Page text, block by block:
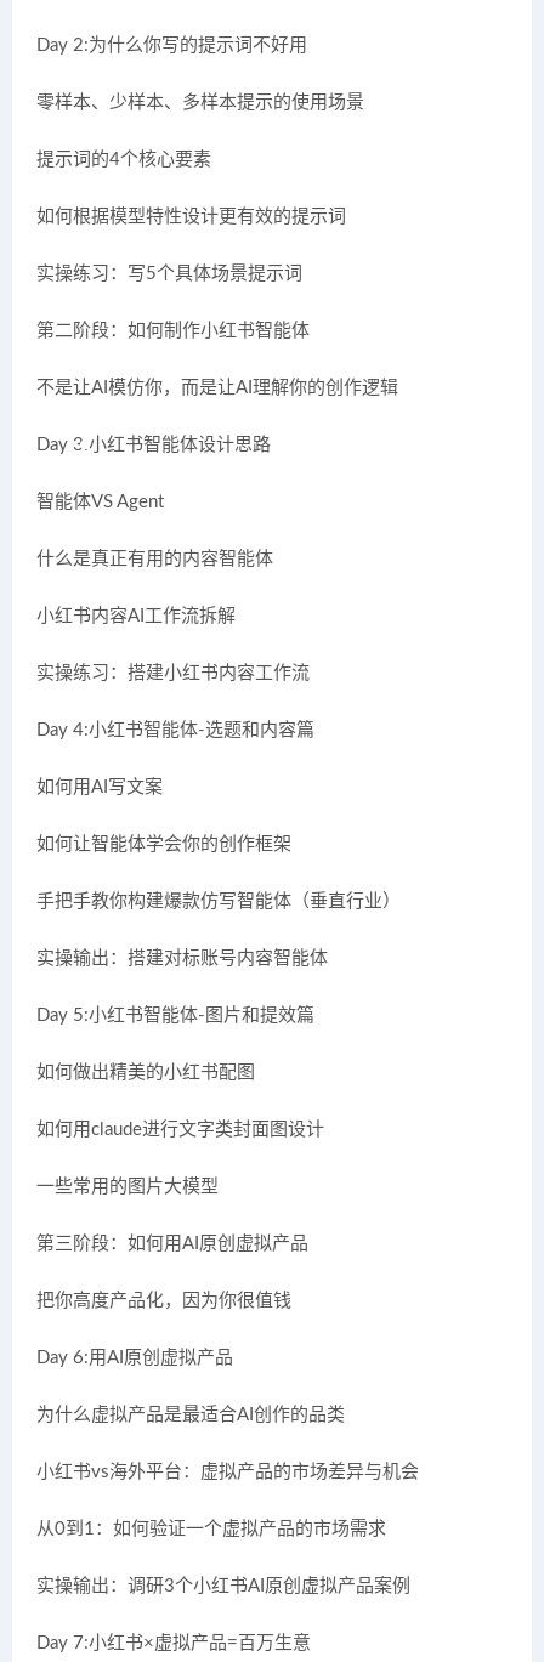
Day 2:为什么你写的提示词不好用
零样本、少样本、多样本提示的使用场景
提示词的4个核心要素
如何根据模型特性设计更有效的提示词
实操练习：写5个具体场景提示词
第二阶段：如何制作小红书智能体
不是让AI模仿你，而是让AI理解你的创作逻辑
Day 3:小红书智能体设计思路
智能体VS Agent
什么是真正有用的内容智能体
小红书内容AI工作流拆解
实操练习：搭建小红书内容工作流
Day 4:小红书智能体-选题和内容篇
如何用AI写文案
如何让智能体学会你的创作框架
手把手教你构建爆款仿写智能体（垂直行业）
实操输出：搭建对标账号内容智能体
Day 5:小红书智能体-图片和提效篇
如何做出精美的小红书配图
如何用claude进行文字类封面图设计
一些常用的图片大模型
第三阶段：如何用AI原创虚拟产品
把你高度产品化，因为你很值钱
Day 6:用AI原创虚拟产品
为什么虚拟产品是最适合AI创作的品类
小红书vs海外平台：虚拟产品的市场差异与机会
从0到1：如何验证一个虚拟产品的市场需求
实操输出：调研3个小红书AI原创虚拟产品案例
Day 7:小红书×虚拟产品=百万生意